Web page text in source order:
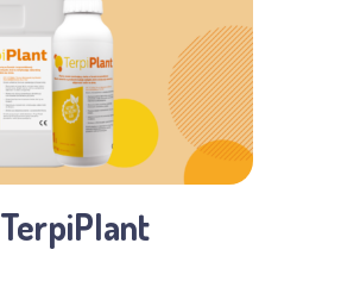
TerpiPlant